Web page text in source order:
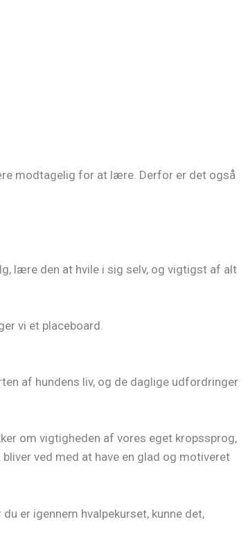
modtagelig for at lære. Derfor er det også
lære den at hvile i sig selv, og vigtigst af alt
vi et placeboard.
af hundens liv, og de daglige udfordringer
om vigtigheden af vores eget kropssprog,
ved med at have en glad og motiveret
er igennem hvalpekurset, kunne det,